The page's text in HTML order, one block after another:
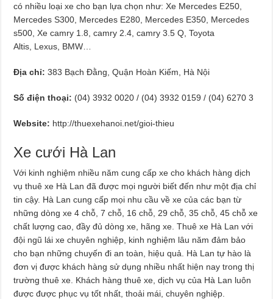
có nhiều loại xe cho bạn lựa chọn như: Xe Mercedes E250,
Mercedes S300, Mercedes E280, Mercedes E350, Mercedes
s500, Xe camry 1.8, camry 2.4, camry 3.5 Q, Toyota
Altis, Lexus, BMW…
Địa chỉ:383 Bạch Đằng, Quận Hoàn Kiếm, Hà Nội
Số điện thoại: (04) 3932 0020 / (04) 3932 0159 / (04) 6270 3
Website: http://thuexehanoi.net/gioi-thieu
Xe cưới Hà Lan
Với kinh nghiệm nhiều năm cung cấp xe cho khách hàng dịch
vụ thuê xe Hà Lan đã được mọi người biết đến như một địa chỉ
tin cậy. Hà Lan cung cấp mọi nhu cầu về xe của các bạn từ
những dòng xe 4 chỗ, 7 chỗ, 16 chỗ, 29 chỗ, 35 chỗ, 45 chỗ xe
chất lượng cao, đầy đủ dòng xe, hãng xe. Thuê xe Hà Lan với
đội ngũ lái xe chuyên nghiệp, kinh nghiệm lâu năm đảm bảo
cho bạn những chuyến đi an toàn, hiệu quả. Hà Lan tự hào là
đơn vị được khách hàng sử dụng nhiều nhất hiện nay trong thị
trường thuê xe. Khách hàng thuê xe, dịch vụ của Hà Lan luôn
được được phục vụ tốt nhất, thoải mái, chuyên nghiệp.